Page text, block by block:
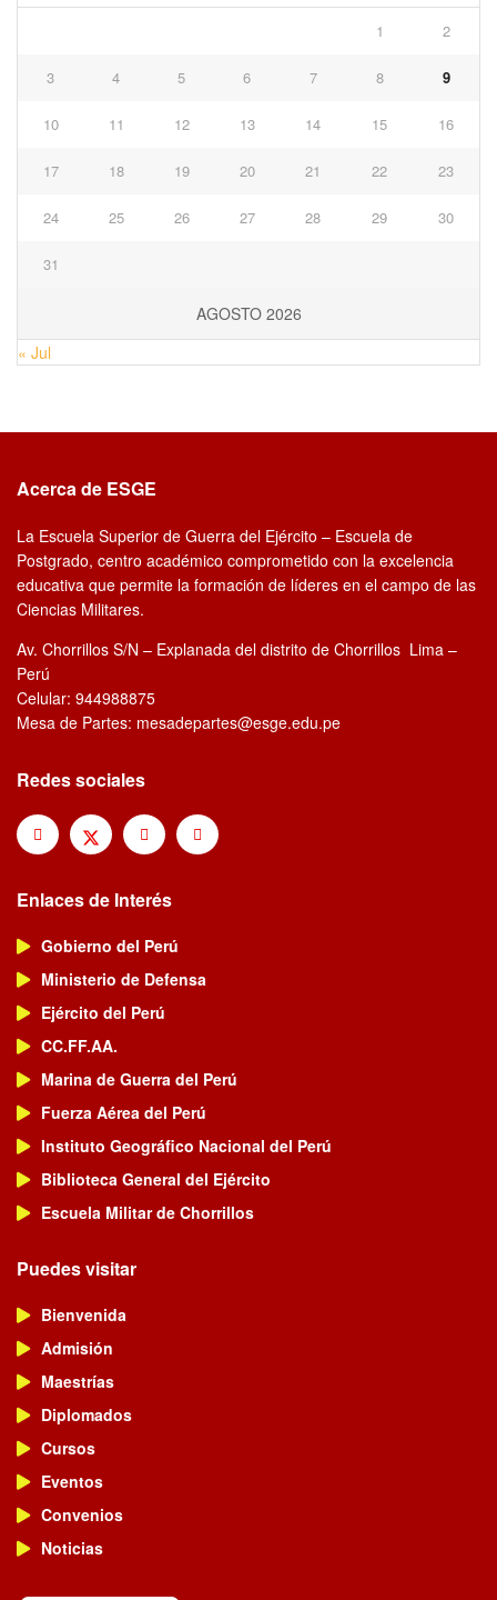
AGOSTO 2026
1 2
3 4 5 6 7 8 9
10 11 12 13 14 15 16
17 18 19 20 21 22 23
24 25 26 27 28 29 30
31
« Jul
Acerca de ESGE
La Escuela Superior de Guerra del Ejército – Escuela de
Postgrado, centro académico comprometido con la excelencia
educativa que permite la formación de líderes en el campo de las
Ciencias Militares.
Av. Chorrillos S/N – Explanada del distrito de Chorrillos Lima –
Perú
Celular: 944988875
Mesa de Partes: mesadepartes@esge.edu.pe
Redes sociales
Enlaces de Interés
Gobierno del Perú
Ministerio de Defensa
Ejército del Perú
CC.FF.AA.
Marina de Guerra del Perú
Fuerza Aérea del Perú
Instituto Geográfico Nacional del Perú
Biblioteca General del Ejército
Escuela Militar de Chorrillos
Puedes visitar
Bienvenida
Admisión
Maestrías
Diplomados
Cursos
Eventos
Convenios
Noticias